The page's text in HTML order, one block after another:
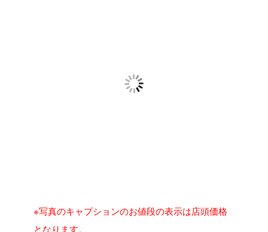
※写真のキャプションのお値段の表示は店頭価格
となります。